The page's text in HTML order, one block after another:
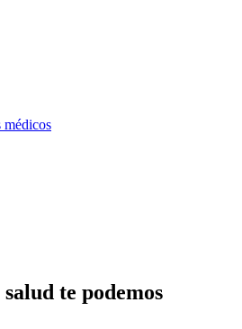
médicos
te podemos